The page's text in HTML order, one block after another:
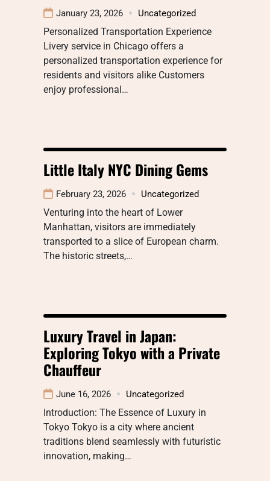
January 23, 2026 Uncategorized
Personalized Transportation Experience
Livery service in Chicago offers a
personalized transportation experience for
residents and visitors alike Customers
enjoy professional…
Little Italy NYC Dining Gems
February 23, 2026 Uncategorized
Venturing into the heart of Lower
Manhattan, visitors are immediately
transported to a slice of European charm.
The historic streets,…
Luxury Travel in Japan:
Exploring Tokyo with a Private
Chauffeur
June 16, 2026 Uncategorized
Introduction: The Essence of Luxury in
Tokyo Tokyo is a city where ancient
traditions blend seamlessly with futuristic
innovation, making…